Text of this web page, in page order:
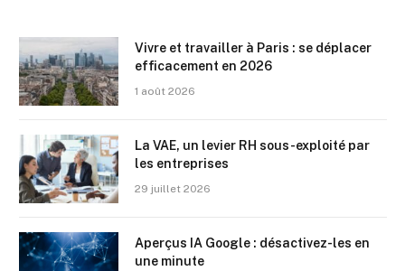
Vivre et travailler à Paris : se déplacer
efficacement en 2026
1 août 2026
La VAE, un levier RH sous-exploité par
les entreprises
29 juillet 2026
Aperçus IA Google : désactivez-les en
une minute